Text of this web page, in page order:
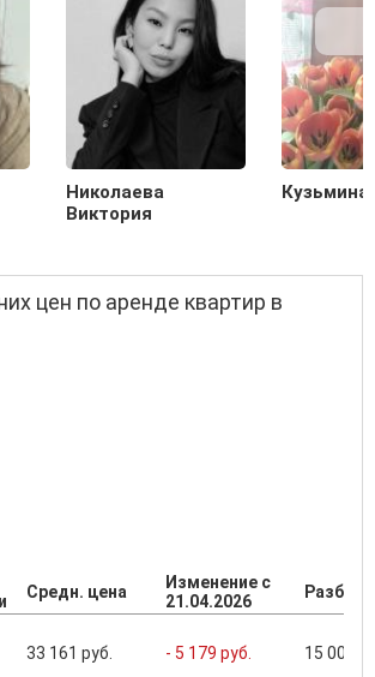
Николаева
Виктория
цен по аренде квартир в
Средн. цена
Изменение с
21.04.2026
33 161 руб. - 5 179 руб. 15 000